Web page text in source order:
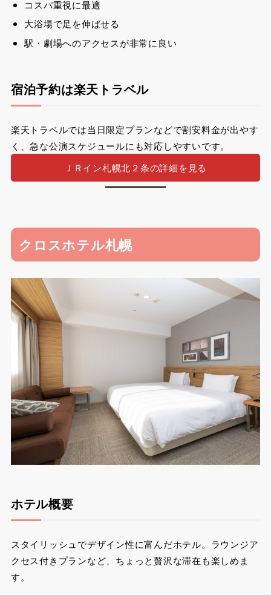
コスパ重視に最適
大浴場で足を伸ばせる
駅・劇場へのアクセスが非常に良い
宿泊予約は楽天トラベル
楽天トラベルでは当日限定プランなどで割安料金が出やす
く、急な公演スケジュールにも対応しやすいです。
ＪＲイン札幌北２条の詳細を見る
クロスホテル札幌
ホテル概要
スタイリッシュでデザイン性に富んだホテル。ラウンジア
クセス付きプランなど、ちょっと贅沢な滞在も楽しめま
す。